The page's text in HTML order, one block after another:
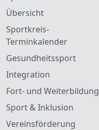
Übersicht
Sportkreis-
Terminkalender
Gesundheitssport
Integration
Fort- und Weiterbildung
Sport & Inklusion
Vereinsförderung